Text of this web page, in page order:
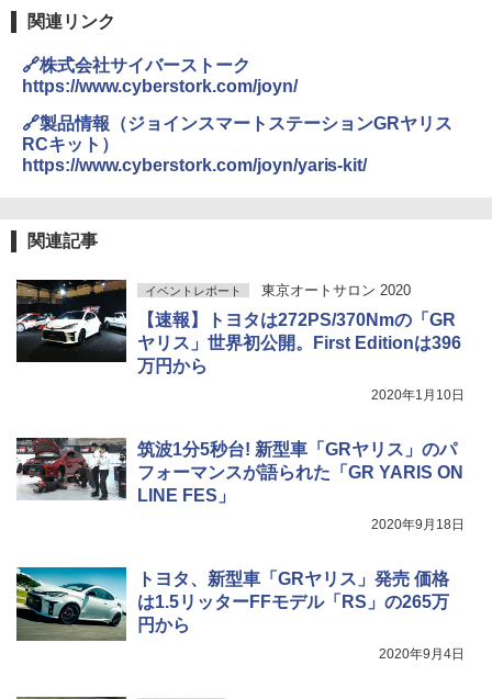
関連リンク
🔗株式会社サイバーストーク
https://www.cyberstork.com/joyn/
🔗製品情報（ジョインスマートステーションGRヤリス
RCキット）
https://www.cyberstork.com/joyn/yaris-kit/
関連記事
イベントレポート 東京オートサロン 2020
【速報】トヨタは272PS/370Nmの「GR
ヤリス」世界初公開。First Editionは396
万円から
2020年1月10日
筑波1分5秒台! 新型車「GRヤリス」のパ
フォーマンスが語られた「GR YARIS ON
LINE FES」
2020年9月18日
トヨタ、新型車「GRヤリス」発売 価格
は1.5リッターFFモデル「RS」の265万
円から
2020年9月4日